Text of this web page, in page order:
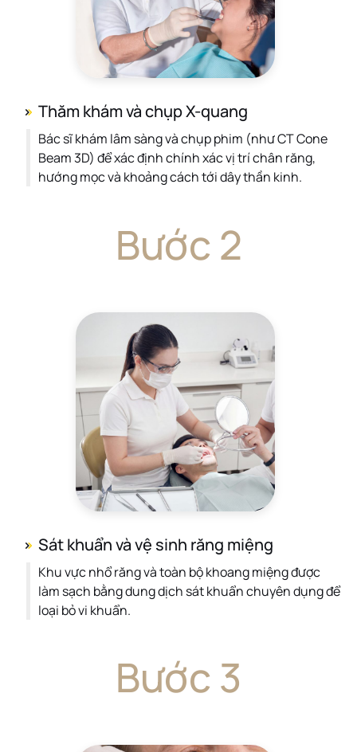
Thăm khám và chụp X-quang
Bác sĩ khám lâm sàng và chụp phim (như CT Cone
Beam 3D) để xác định chính xác vị trí chân răng,
hướng mọc và khoảng cách tới dây thần kinh.
Bước 2
Sát khuẩn và vệ sinh răng miệng
Khu vực nhổ răng và toàn bộ khoang miệng được
làm sạch bằng dung dịch sát khuẩn chuyên dụng để
loại bỏ vi khuẩn.
Bước 3